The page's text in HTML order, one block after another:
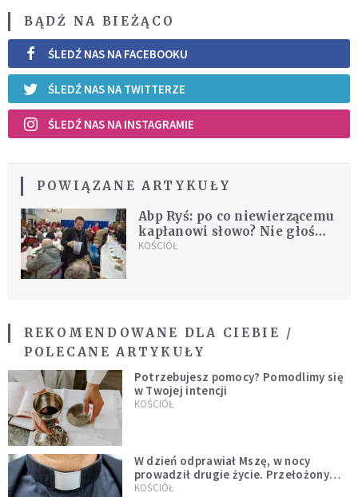
BĄDŹ NA BIEŻĄCO
ŚLEDŹ NAS NA FACEBOOKU
ŚLEDŹ NAS NA TWITTERZE
ŚLEDŹ NAS NA INSTAGRAMIE
POWIĄZANE ARTYKUŁY
Abp Ryś: po co niewierzącemu
kapłanowi słowo? Nie głoś
czegoś, co nie jest ewangelią!
KOŚCIÓŁ
REKOMENDOWANE DLA CIEBIE /
POLECANE ARTYKUŁY
Potrzebujesz pomocy? Pomodlimy się
w Twojej intencji
KOŚCIÓŁ
W dzień odprawiał Mszę, w nocy
prowadził drugie życie. Przełożony
kazał mu opuścić zakon
KOŚCIÓŁ